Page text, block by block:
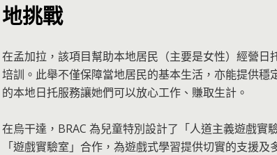
地挑戰
在孟加拉，該項目幫助本地居民（主要是女性）經營
培訓。此舉不僅保障當地居民的基本生活，亦能提供
的本地日托服務讓她們可以放心工作、賺取生計。
在烏干達，BRAC 為兒童特別設計了「人道主義遊戲
「遊戲實驗室」合作，為遊戲式學習提供切實的支援及